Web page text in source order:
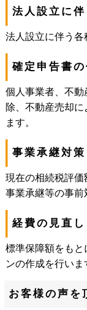
法人設立に
法人設立に伴う各
確定申告書の
個人事業者、不
除、不動産売却
ます。
事業承継対策
現在の相続税評価
事業承継等の事前
経費の見直し
標準保障額をもと
ンの作成を行いま
お客様の声を